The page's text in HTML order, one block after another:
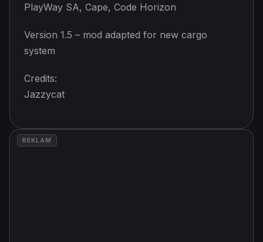
PlayWay SA, Cape, Code Horizon
Version 1.5 – mod adapted for new cargo
system
Credits:
Jazzycat
REKLAM